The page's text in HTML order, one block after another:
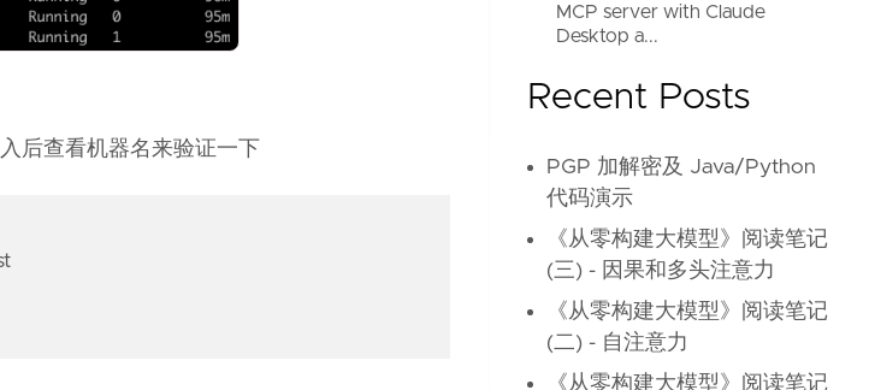
后查看机器名来验证一下
MCP server with Claude
Desktop a...
Recent Posts
PGP 加解密及 Java/Python
代码演示
《从零构建大模型》阅读笔记
(三) - 因果和多头注意力
《从零构建大模型》阅读笔记
(二) - 自注意力
《从零构建大模型》阅读笔记